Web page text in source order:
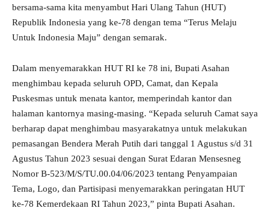
bersama-sama kita menyambut Hari Ulang Tahun (HUT)
Republik Indonesia yang ke-78 dengan tema “Terus Melaju
Untuk Indonesia Maju” dengan semarak.
Dalam menyemarakkan HUT RI ke 78 ini, Bupati Asahan
menghimbau kepada seluruh OPD, Camat, dan Kepala
Puskesmas untuk menata kantor, memperindah kantor dan
halaman kantornya masing-masing. “Kepada seluruh Camat saya
berharap dapat menghimbau masyarakatnya untuk melakukan
pemasangan Bendera Merah Putih dari tanggal 1 Agustus s/d 31
Agustus Tahun 2023 sesuai dengan Surat Edaran Mensesneg
Nomor B-523/M/S/TU.00.04/06/2023 tentang Penyampaian
Tema, Logo, dan Partisipasi menyemarakkan peringatan HUT
ke-78 Kemerdekaan RI Tahun 2023,” pinta Bupati Asahan.